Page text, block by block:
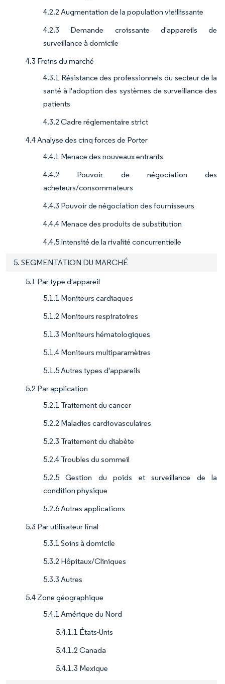
4.2.2 Augmentation de la population vieillissante
4.2.3 Demande croissante d'appareils de
surveillance à domicile
4.3 Freins du marché
4.3.1 Résistance des professionnels du secteur de la
santé à l'adoption des systèmes de surveillance des
patients
4.3.2 Cadre réglementaire strict
4.4 Analyse des cinq forces de Porter
4.4.1 Menace des nouveaux entrants
4.4.2 Pouvoir de négociation des
acheteurs/consommateurs
4.4.3 Pouvoir de négociation des fournisseurs
4.4.4 Menace des produits de substitution
4.4.5 Intensité de la rivalité concurrentielle
5. SEGMENTATION DU MARCHÉ
5.1 Par type d'appareil
5.1.1 Moniteurs cardiaques
5.1.2 Moniteurs respiratoires
5.1.3 Moniteurs hématologiques
5.1.4 Moniteurs multiparamètres
5.1.5 Autres types d'appareils
5.2 Par application
5.2.1 Traitement du cancer
5.2.2 Maladies cardiovasculaires
5.2.3 Traitement du diabète
5.2.4 Troubles du sommeil
5.2.5 Gestion du poids et surveillance de la
condition physique
5.2.6 Autres applications
5.3 Par utilisateur final
5.3.1 Soins à domicile
5.3.2 Hôpitaux/Cliniques
5.3.3 Autres
5.4 Zone géographique
5.4.1 Amérique du Nord
5.4.1.1 États-Unis
5.4.1.2 Canada
5.4.1.3 Mexique